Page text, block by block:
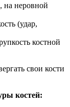
на неровной
(удар,
костной
свои кости
костей: